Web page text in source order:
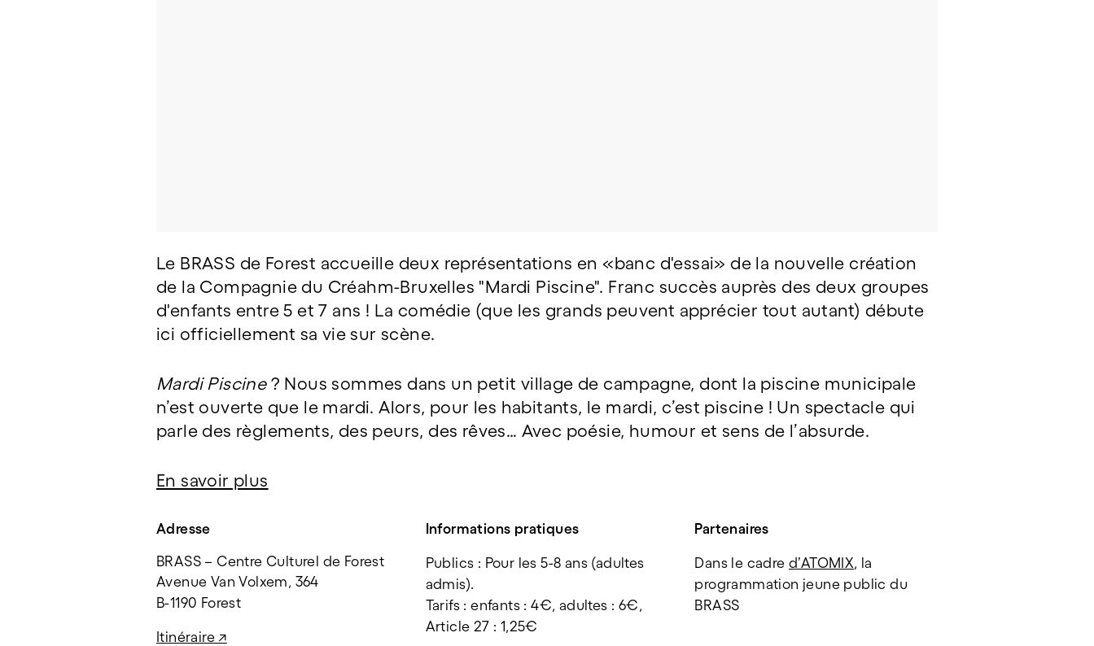
Le BRASS de Forest accueille deux représentations en «banc d'essai» de la nouvelle création
de la Compagnie du Créahm-Bruxelles "Mardi Piscine". Franc succès auprès des deux groupes
d'enfants entre 5 et 7 ans ! La comédie (que les grands peuvent apprécier tout autant) débute
ici officiellement sa vie sur scène.
Mardi Piscine? Nous sommes dans un petit village de campagne, dont la piscine municipale
n’est ouverte que le mardi. Alors, pour les habitants, le mardi, c’est piscine ! Un spectacle qui
parle des règlements, des peurs, des rêves… Avec poésie, humour et sens de l’absurde.
En savoir plus
Adresse
BRASS – Centre Culturel de Forest
Avenue Van Volxem, 364
B-1190 Forest
Itinéraire ↗
Informations pratiques
Publics : Pour les 5-8 ans (adultes
admis).
Tarifs : enfants : 4€, adultes : 6€,
Article 27 : 1,25€
Partenaires
Dans le cadre d’ATOMIX, la
programmation jeune public du
BRASS